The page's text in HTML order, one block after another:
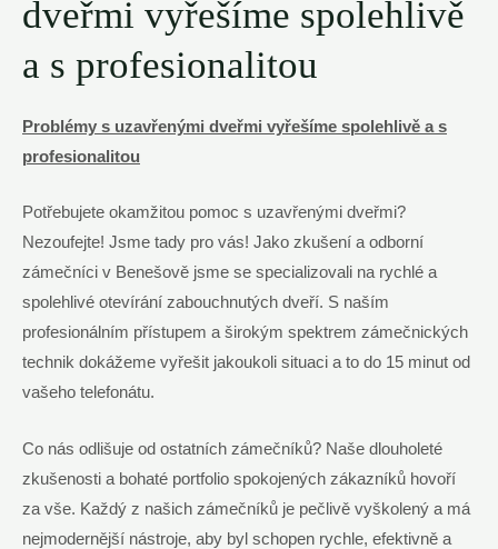
dveřmi vyřešíme spolehlivě
a s profesionalitou
Problémy s uzavřenými dveřmi vyřešíme spolehlivě a s
profesionalitou
Potřebujete okamžitou pomoc s uzavřenými dveřmi?
Nezoufejte! Jsme tady pro vás! Jako zkušení a odborní
zámečníci v Benešově jsme se specializovali na rychlé a
spolehlivé otevírání zabouchnutých dveří. S naším
profesionálním přístupem a širokým spektrem zámečnických
technik dokážeme vyřešit jakoukoli situaci a to do 15 minut od
vašeho telefonátu.
Co nás odlišuje od ostatních zámečníků? Naše dlouholeté
zkušenosti a bohaté portfolio spokojených zákazníků hovoří
za vše. Každý z našich zámečníků je pečlivě vyškolený a má
nejmodernější nástroje, aby byl schopen rychle, efektivně a